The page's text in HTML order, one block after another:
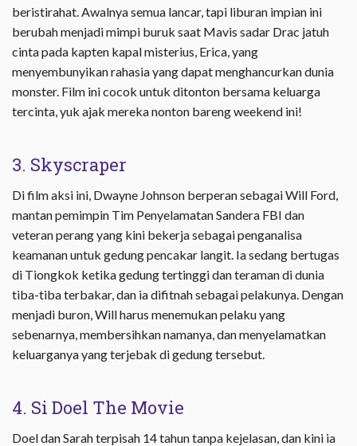
beristirahat. Awalnya semua lancar, tapi liburan impian ini
berubah menjadi mimpi buruk saat Mavis sadar Drac jatuh
cinta pada kapten kapal misterius, Erica, yang
menyembunyikan rahasia yang dapat menghancurkan dunia
monster. Film ini cocok untuk ditonton bersama keluarga
tercinta, yuk ajak mereka nonton bareng weekend ini!
3. Skyscraper
Di film aksi ini, Dwayne Johnson berperan sebagai Will Ford,
mantan pemimpin Tim Penyelamatan Sandera FBI dan
veteran perang yang kini bekerja sebagai penganalisa
keamanan untuk gedung pencakar langit. Ia sedang bertugas
di Tiongkok ketika gedung tertinggi dan teraman di dunia
tiba-tiba terbakar, dan ia difitnah sebagai pelakunya. Dengan
menjadi buron, Will harus menemukan pelaku yang
sebenarnya, membersihkan namanya, dan menyelamatkan
keluarganya yang terjebak di gedung tersebut.
4. Si Doel The Movie
Doel dan Sarah terpisah 14 tahun tanpa kejelasan, dan kini ia